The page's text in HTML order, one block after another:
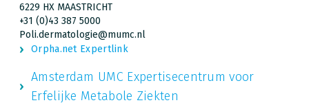
6229 HX MAASTRICHT
+31 (0)43 387 5000
Poli.dermatologie@mumc.nl
Orpha.net Expertlink
Amsterdam UMC Expertisecentrum voor
Erfelijke Metabole Ziekten